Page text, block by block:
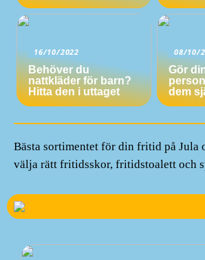
16/10/2022
Behöver du
nattkläder för barn?
Hitta den i uttaget
08/10/
Gör
dem
Bästa sortimentet för din fritid på Jula
välja rätt fritidsskor, fritidstoalett och